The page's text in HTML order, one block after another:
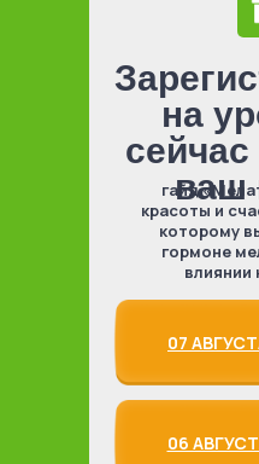
на
сейчас
ваш
гайд
красоты и
которому
гормоне
влиянии
07
06